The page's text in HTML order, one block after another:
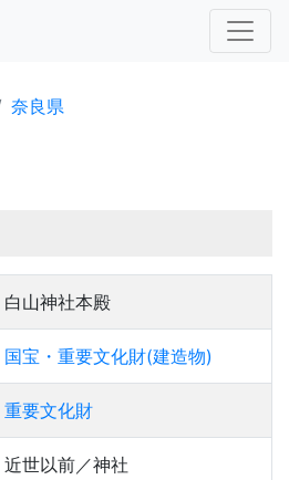
奈良県
白山神社本殿
国宝・重要文化財(建造物)
重要文化財
近世以前／神社